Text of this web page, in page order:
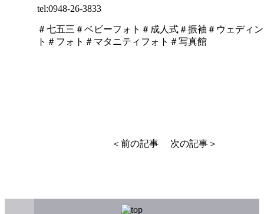
tel:0948-26-3833
＃七五三＃ベビーフォト＃成人式＃振袖＃ウェディ
ト＃フォト＃マタニティフォト＃写真館
＜前の記事 次の記事＞